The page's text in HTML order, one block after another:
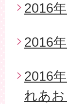
2016
2016
2016
れあお